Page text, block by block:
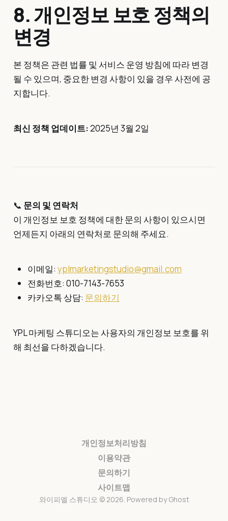
8. 개인정보 보호 정책의
변경
본 정책은 관련 법률 및 서비스 운영 방침에 따라 변경
될 수 있으며, 중요한 변경 사항이 있을 경우 사전에 공
지합니다.
최신 정책 업데이트:2025년 3월 2일
📞 문의 및 연락처
이 개인정보 보호 정책에 대한 문의 사항이 있으시면
언제든지 아래의 연락처로 문의해 주세요.
이메일: yplmarketingstudio@gmail.com
전화번호: 010-7143-7653
카카오톡 상담: 문의하기
YPL 마케팅 스튜디오는 사용자의 개인정보 보호를 위
해 최선을 다하겠습니다.
개인정보처리방침
이용약관
문의하기
사이트맵
와이피엘 스튜디오 © 2026. Powered byGhost